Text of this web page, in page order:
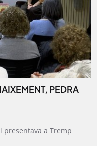
PEDRA
presentava a Tremp